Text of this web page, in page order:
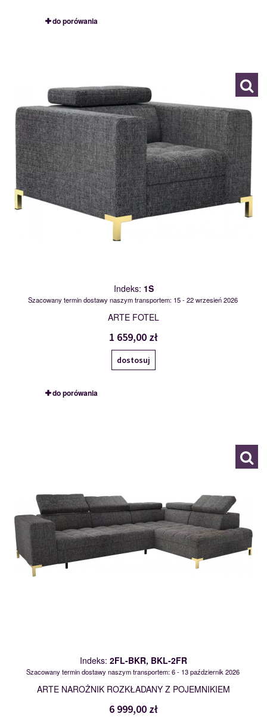
do porówania
Indeks: 1S
Szacowany termin dostawy naszym transportem: 15 - 22 wrzesień 2026
ARTE FOTEL
1 659,00 zł
dostosuj
do porówania
Indeks: 2FL-BKR, BKL-2FR
Szacowany termin dostawy naszym transportem: 6 - 13 październik 2026
ARTE NAROŻNIK ROZKŁADANY Z POJEMNIKIEM
6 999,00 zł